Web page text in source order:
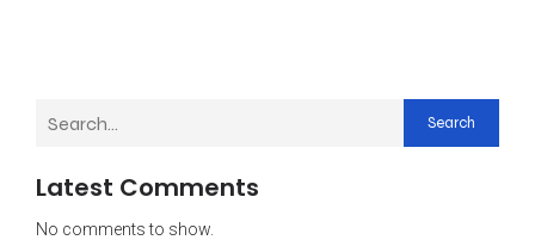
Search
Latest Comments
No comments to show.